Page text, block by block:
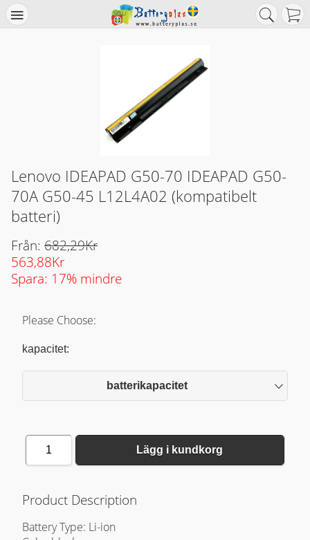
Lenovo IDEAPAD G50-70 IDEAPAD G50-
70A G50-45 L12L4A02 (kompatibelt
batteri)
Från: 682,29Kr
563,88Kr
Spara: 17% mindre
Please Choose:
kapacitet:
batterikapacitet
1 Lägg i kundkorg
Product Description
Battery Type: Li-ion